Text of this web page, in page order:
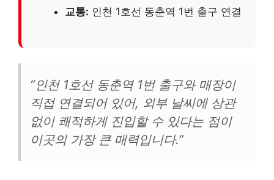
교통: 인천 1호선 동춘역 1번 출구 연결
“인천 1호선 동춘역 1번 출구와 매장이
직접 연결되어 있어, 외부 날씨에 상관
없이 쾌적하게 진입할 수 있다는 점이
이곳의 가장 큰 매력입니다.”